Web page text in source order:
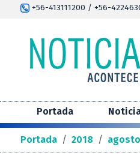
+56-413111200 / +56-
Portada
Portada / 2018 / agosto